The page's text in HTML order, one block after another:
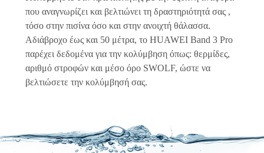
που αναγνωρίζει και βελτιώνει τη δραστηριότητά σας ,
τόσο στην πισίνα όσο και στην ανοιχτή θάλασσα.
Αδιάβροχο έως και 50 μέτρα, το HUAWEI Band 3 Pro
παρέχει δεδομένα για την κολύμβηση όπως: θερμίδες,
αριθμό στροφών και μέσο όρο SWOLF, ώστε να
βελτιώσετε την κολύμβησή σας.